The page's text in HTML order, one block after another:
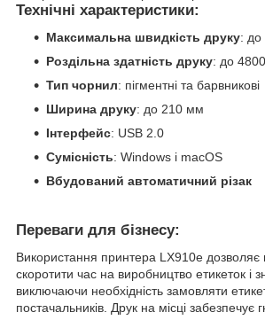
Технічні характеристики:
Максимальна швидкість друку:
Роздільна здатність друку: до
Тип чорнил: пігментні та барвникові
Ширина друку: до 210 мм
Інтерфейс: USB 2.0
Сумісність: Windows і macOS
Вбудований автоматичний різак
Переваги для бізнесу:
Використання принтера LX910e дозволяє
скоротити час на виробництво етикеток і
виключаючи необхідність замовляти
постачальників. Друк на місці забезпечує